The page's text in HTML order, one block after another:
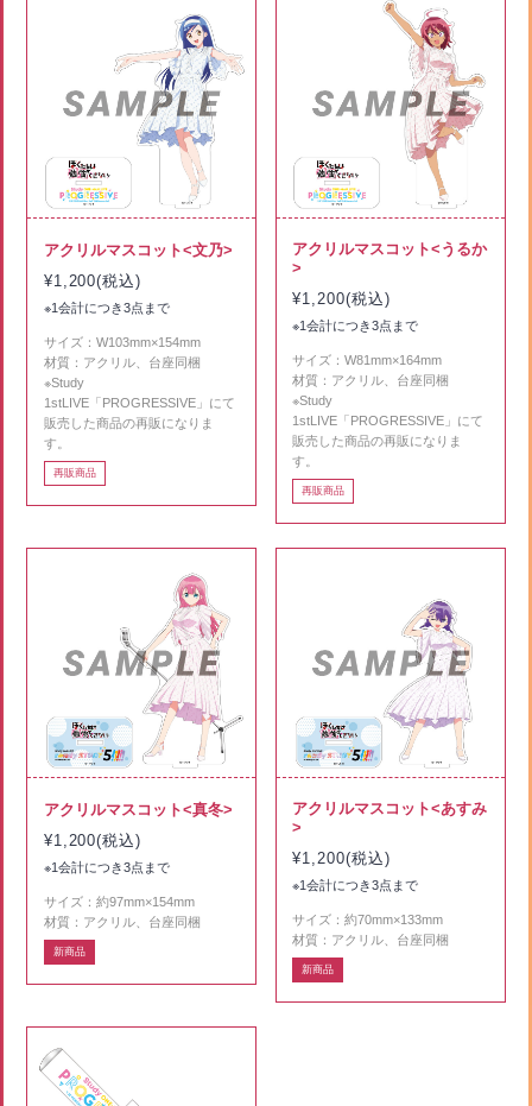
アクリルマスコット<文乃>
¥1,200(税込)
※1会計につき3点まで
サイズ：W103mm×154mm
材質：アクリル、台座同梱
※Study
1stLIVE「PROGRESSIVE」にて
販売した商品の再販になりま
す。
再販商品
アクリルマスコット<うるか
>
¥1,200(税込)
※1会計につき3点まで
サイズ：W81mm×164mm
材質：アクリル、台座同梱
※Study
1stLIVE「PROGRESSIVE」にて
販売した商品の再販になりま
す。
再販商品
アクリルマスコット<真冬>
¥1,200(税込)
※1会計につき3点まで
サイズ：約97mm×154mm
材質：アクリル、台座同梱
新商品
アクリルマスコット<あすみ
>
¥1,200(税込)
※1会計につき3点まで
サイズ：約70mm×133mm
材質：アクリル、台座同梱
新商品